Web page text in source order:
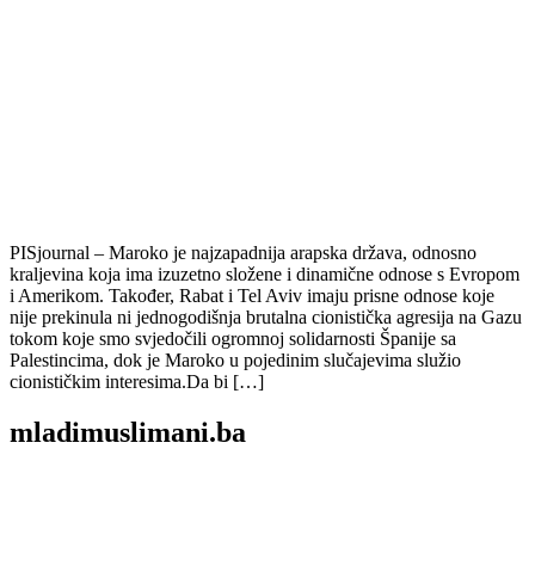
PISjournal – Maroko je najzapadnija arapska država, odnosno
kraljevina koja ima izuzetno složene i dinamične odnose s Evropom
i Amerikom. Također, Rabat i Tel Aviv imaju prisne odnose koje
nije prekinula ni jednogodišnja brutalna cionistička agresija na Gazu
tokom koje smo svjedočili ogromnoj solidarnosti Španije sa
Palestincima, dok je Maroko u pojedinim slučajevima služio
cionističkim interesima.Da bi […]
mladimuslimani.ba